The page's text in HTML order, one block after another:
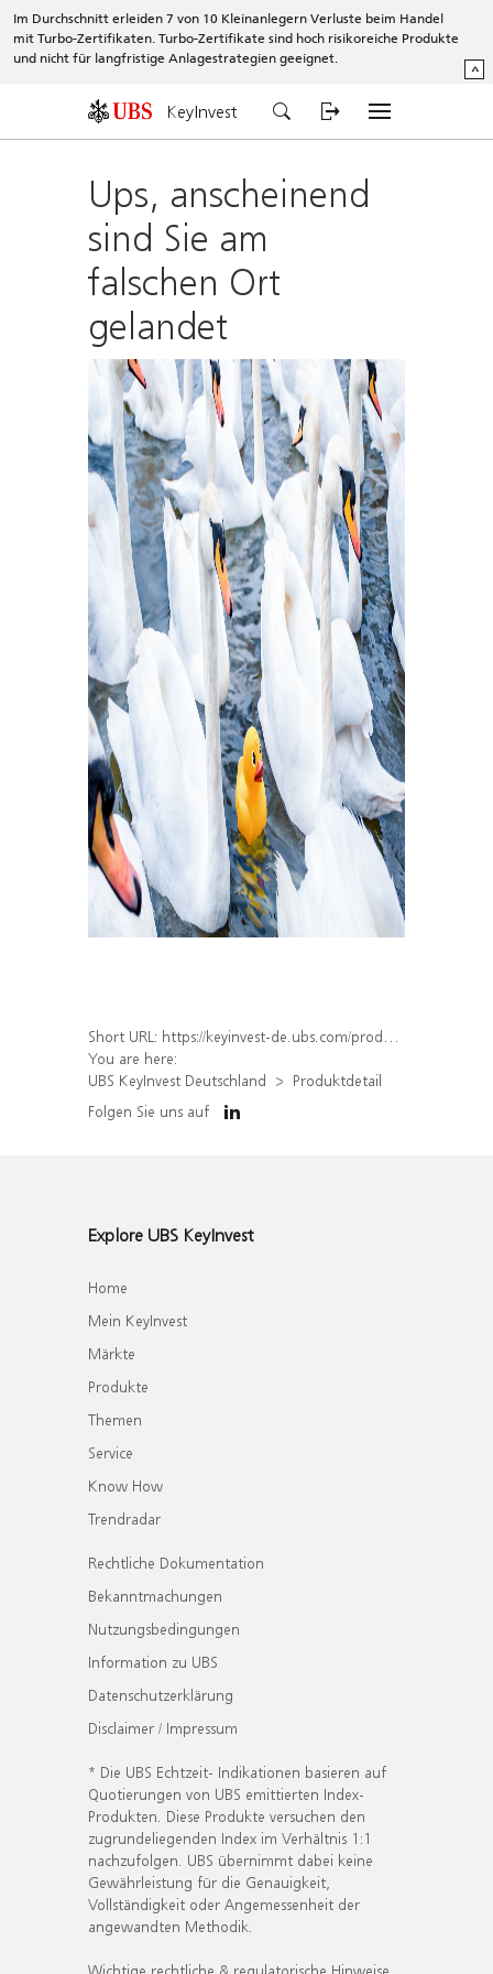
Im Durchschnitt erleiden 7 von 10 Kleinanlegern Verluste beim Handel
mit Turbo-Zertifikaten. Turbo-Zertifikate sind hoch risikoreiche Produkte
und nicht für langfristige Anlagestrategien geeignet.
^
KeyInvest
Ups, anscheinend
sind Sie am
falschen Ort
gelandet
Short URL: https://keyinvest-de.ubs.com/produkt/detail/index/isin/DE000WA9UGP5
You are here:
UBS KeyInvest Deutschland
Produktdetail
Folgen Sie uns auf
Explore UBS KeyInvest
Home
Mein KeyInvest
Märkte
Produkte
Themen
Service
Know How
Trendradar
Rechtliche Dokumentation
Bekanntmachungen
Nutzungsbedingungen
Information zu UBS
Datenschutzerklärung
Disclaimer / Impressum
* Die UBS Echtzeit- Indikationen basieren auf
Quotierungen von UBS emittierten Index-
Produkten. Diese Produkte versuchen den
zugrundeliegenden Index im Verhältnis 1:1
nachzufolgen. UBS übernimmt dabei keine
Gewährleistung für die Genauigkeit,
Vollständigkeit oder Angemessenheit der
angewandten Methodik.